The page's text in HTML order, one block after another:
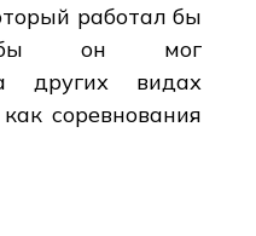
работал бы
он мог
других видах
соревнования